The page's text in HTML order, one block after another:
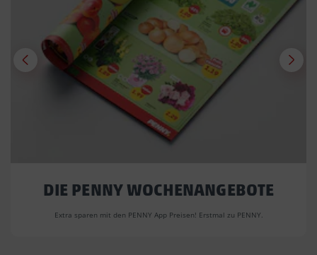
DIE PENNY WOCHENANGEBOTE
Extra sparen mit den PENNY App Preisen! Erstmal zu PENNY.